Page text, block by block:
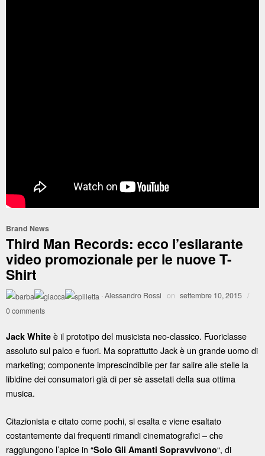
Brand News
Third Man Records: ecco l’esilarante
video promozionale per le nuove T-
Shirt
·Alessandro Rossi on settembre 10, 2015 /
0 comments
Jack White è il prototipo del musicista neo-classico. Fuoriclasse
assoluto sul palco e fuori. Ma soprattutto Jack è un grande uomo di
marketing; componente imprescindibile per far salire alle stelle la
libidine dei consumatori già di per sè assetati della sua ottima
musica.
Citazionista e citato come pochi, si esalta e viene esaltato
costantemente dai frequenti rimandi cinematografici – che
raggiungono l’apice in “Solo Gli Amanti Sopravvivono“, di